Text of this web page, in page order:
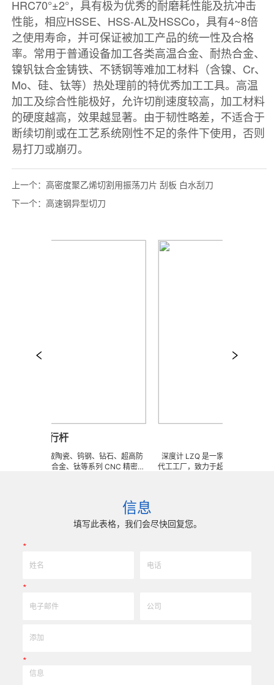
上一个： 高密度聚乙烯切割用振荡刀片 刮板 白水刮刀
下一个： 高速钢异型切刀
平行杆
样任意订做陶瓷、钨钢、钻石、超高防
锈钢、钛合金、钛等系列 CNC 精密刀
击、高精密度、组合成 型的加工，具
质和高可至士 0.0005mm( ± 0.5um) 的
，实现高效率、低成本的应用。
深度计 LZQ 是一家生产各种牙科种植
代工工厂，致力于超高防锈高硬度高耐
我们专业为客户生产成套手术工具。
来图来样任意定制各种牙科种植工具部
信息
填写此表格，我们会尽快回复您。
*
*
*